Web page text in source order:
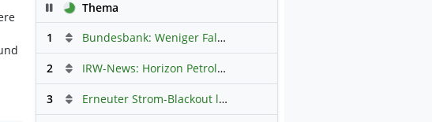
PauseThema
1
Bundesbank: Weniger Falschgeld in Deutschland
2 IRW-News: Horizon Petroleum Ltd. : Horizon Petroleum beginnt mit der Testförderung im Projekt Lachowice in Polen und schließt die Platzierung einer überzeichneten Wandelanleihe ab
3 Erneuter Strom-Blackout legt ganz Kuba lahm